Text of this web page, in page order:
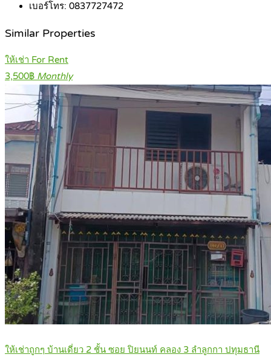
เบอร์โทร: 0837727472
Similar Properties
ให้เช่า For Rent
3,500฿ Monthly
ให้เช่าถูกๆ บ้านเดี่ยว 2 ชั้น ซอย ปิยนนท์ คลอง 3 ลำลูกกา ปทุมธานี